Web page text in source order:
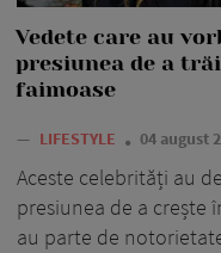
Vedete care au
presiunea de a
faimoase
— LIFESTYLE 04 august
Aceste celebrități au
presiunea de a crește
au parte de